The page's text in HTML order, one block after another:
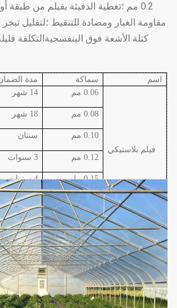
0.2 مم ؛تغطية الدفيئة بفيلم من طبقة
مقاومة الغبار ومضادة للتنقيط ؛لتقليل تبخر
كتلة الأشعة فوق البنفسجيةالتكلفة
اسم سماكة مدة
فيلم بلاستيكي
0.06 مم 14 شهر
0.08 مم 18 شهر
0.10 مم سنتان
0.12 مم 3 سنوات
0.15 ملم 4 سنوات